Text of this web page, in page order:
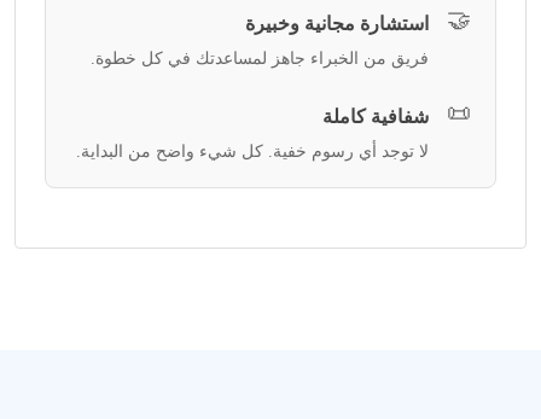
🤝 استشارة مجانية وخبيرة
فريق من الخبراء جاهز لمساعدتك في كل خطوة.
📜 شفافية كاملة
لا توجد أي رسوم خفية. كل شيء واضح من البداية.